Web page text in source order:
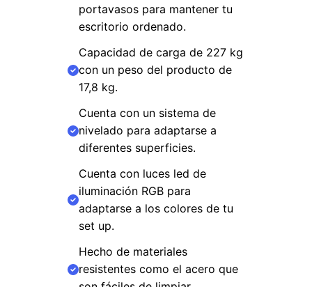
portavasos para mantener tu
escritorio ordenado.
Capacidad de carga de 227 kg
con un peso del producto de
17,8 kg.
Cuenta con un sistema de
nivelado para adaptarse a
diferentes superficies.
Cuenta con luces led de
iluminación RGB para
adaptarse a los colores de tu
set up.
Hecho de materiales
resistentes como el acero que